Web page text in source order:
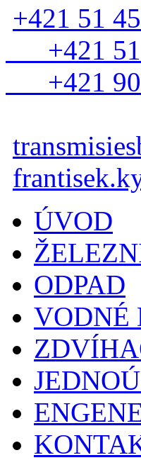
+421 51
+421 51
+421
ÚVOD
ODPAD
VODNÉ